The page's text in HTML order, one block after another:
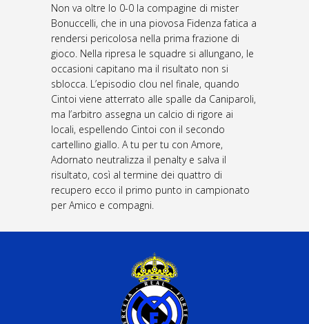
Non va oltre lo 0-0 la compagine di mister
Bonuccelli, che in una piovosa Fidenza fatica a
rendersi pericolosa nella prima frazione di
gioco. Nella ripresa le squadre si allungano, le
occasioni capitano ma il risultato non si
sblocca. L’episodio clou nel finale, quando
Cintoi viene atterrato alle spalle da Caniparoli,
ma l’arbitro assegna un calcio di rigore ai
locali, espellendo Cintoi con il secondo
cartellino giallo. A tu per tu con Amore,
Adornato neutralizza il penalty e salva il
risultato, così al termine dei quattro di
recupero ecco il primo punto in campionato
per Amico e compagni.